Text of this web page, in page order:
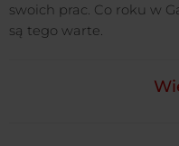
swoich prac. Co roku w
są tego warte.